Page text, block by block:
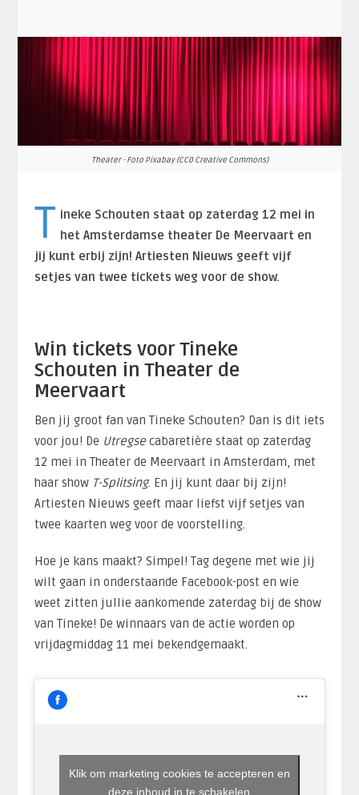
Theater - Foto Pixabay (CC0 Creative Commons)
T ineke Schouten staat op zaterdag 12 mei in
het Amsterdamse theater De Meervaart en
jij kunt erbij zijn! Artiesten Nieuws geeft vijf
setjes van twee tickets weg voor de show.
Win tickets voor Tineke
Schouten in Theater de
Meervaart
Ben jij groot fan van Tineke Schouten? Dan is dit iets
voor jou! De Utregse cabaretière staat op zaterdag
12 mei in Theater de Meervaart in Amsterdam, met
haar show T-Splitsing. En jij kunt daar bij zijn!
Artiesten Nieuws geeft maar liefst vijf setjes van
twee kaarten weg voor de voorstelling.
Hoe je kans maakt? Simpel! Tag degene met wie jij
wilt gaan in onderstaande Facebook-post en wie
weet zitten jullie aankomende zaterdag bij de show
van Tineke! De winnaars van de actie worden op
vrijdagmiddag 11 mei bekendgemaakt.
Klik om marketing cookies te accepteren en
deze inhoud in te schakelen